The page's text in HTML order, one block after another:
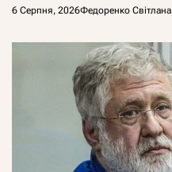
6 Серпня, 2026Федоренко Світлана